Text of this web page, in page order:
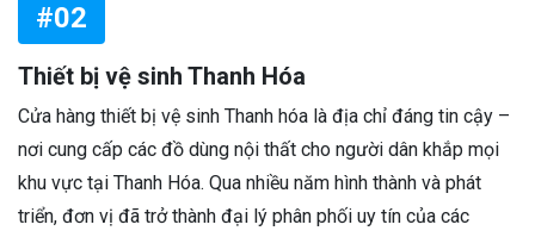
#02
Thiết bị vệ sinh Thanh Hóa
Cửa hàng thiết bị vệ sinh Thanh hóa là địa chỉ đáng tin cậy –
nơi cung cấp các đồ dùng nội thất cho người dân khắp mọi
khu vực tại Thanh Hóa. Qua nhiều năm hình thành và phát
triển, đơn vị đã trở thành đại lý phân phối uy tín của các